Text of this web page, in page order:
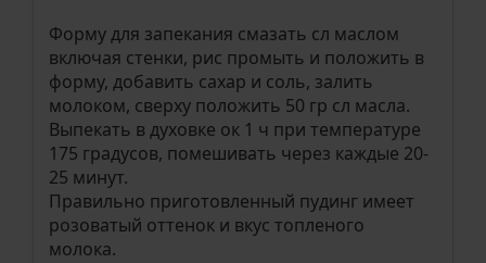
Форму для запекания смазать сл маслом
включая стенки, рис промыть и положить в
форму, добавить сахар и соль, залить
молоком, сверху положить 50 гр сл масла.
Выпекать в духовке ок 1 ч при температуре
175 градусов, помешивать через каждые 20-
25 минут.
Правильно приготовленный пудинг имеет
розоватый оттенок и вкус топленого
молока.